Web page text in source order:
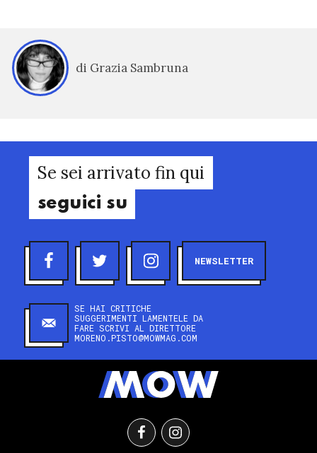
di Grazia Sambruna
Se sei arrivato fin qui
seguici su
NEWSLETTER
SE HAI CRITICHE
SUGGERIMENTI LAMENTELE DA
FARE SCRIVI AL DIRETTORE
MORENO.PISTO@MOWMAG.COM